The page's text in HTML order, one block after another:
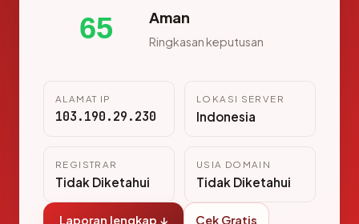
65 Aman
Ringkasan keputusan
ALAMAT IP
103.190.29.230
LOKASI SERVER
Indonesia
REGISTRAR
Tidak Diketahui
USIA DOMAIN
Tidak Diketahui
Laporan lengkap ↓ Cek Gratis